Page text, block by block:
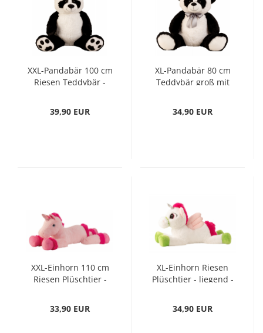
XXL-Pandabär 100 cm
Riesen Teddybär -
Nachwuchs
39,90 EUR
XL-Pandabär 80 cm
Teddybär groß mit
34,90 EUR
XXL-Einhorn 110 cm
Riesen Plüschtier -
33,90 EUR
XL-Einhorn Riesen
Plüschtier - liegend -
34,90 EUR